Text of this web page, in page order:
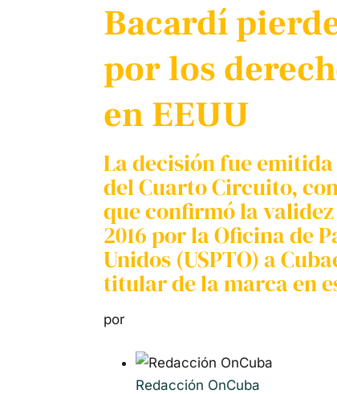
Bacardí
por los
en EEUU
La decisión fue
del Cuarto Circuito,
que confirmó la
2016 por la Oficina de
Unidos (USPTO) a
titular de la marca en
por
Redacción OnCuba